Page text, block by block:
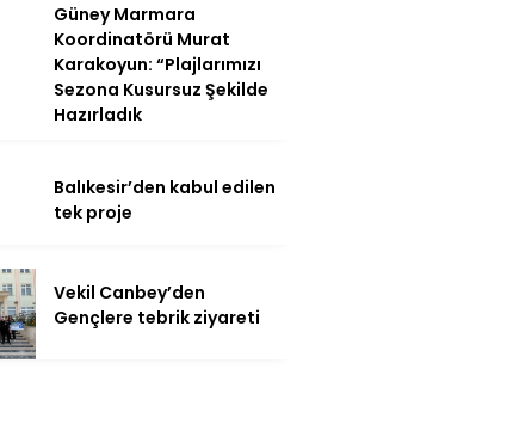
Güney Marmara
Koordinatörü Murat
Karakoyun: “Plajlarımızı
Sezona Kusursuz Şekilde
Hazırladık
Balıkesir’den kabul edilen
tek proje
Vekil Canbey’den
Gençlere tebrik ziyareti